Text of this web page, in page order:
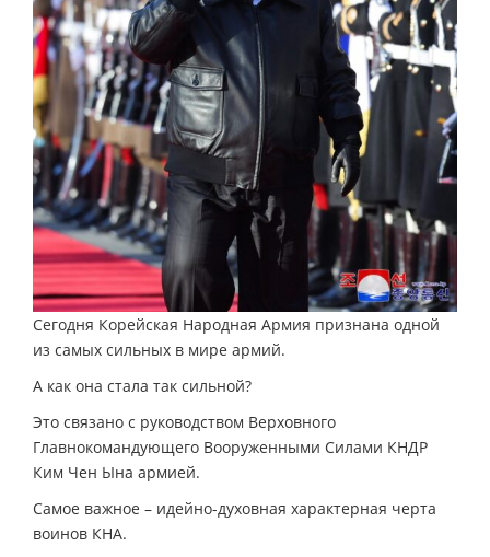
Сегодня Корейская Народная Армия признана одной
из самых сильных в мире армий.
А как она стала так сильной?
Это связано с руководством Верховного
Главнокомандующего Вооруженными Силами КНДР
Ким Чен Ына армией.
Самое важное – идейно-духовная характерная черта
воинов КНА.